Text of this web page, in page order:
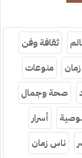
ثقافة وفن
منوعات
صحة وجمال
أسرار
ناس زمان